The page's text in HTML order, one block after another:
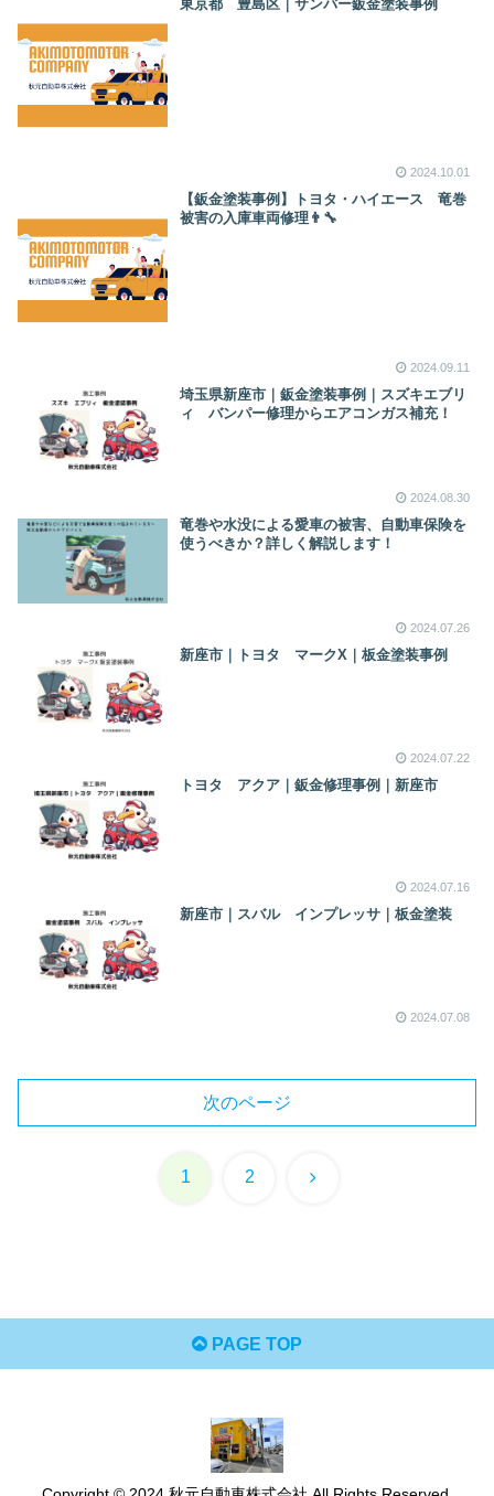
東京都 豊島区｜サンバー鈑金塗装事例
2024.10.01
【鈑金塗装事例】トヨタ・ハイエース 竜巻
被害の入庫車両修理👨‍🔧
2024.09.11
埼玉県新座市｜鈑金塗装事例｜スズキエブリ
ィ バンパー修理からエアコンガス補充！
2024.08.30
竜巻や水没による愛車の被害、自動車保険を
使うべきか？詳しく解説します！
2024.07.26
新座市｜トヨタ マークX｜板金塗装事例
2024.07.22
トヨタ アクア｜鈑金修理事例｜新座市
2024.07.16
新座市｜スバル インプレッサ｜板金塗装
2024.07.08
次のページ
1 2 次
PAGE TOP